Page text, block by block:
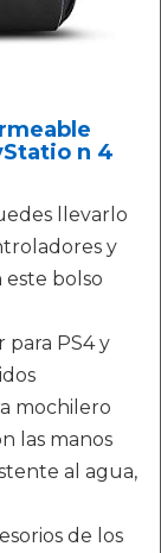
n 4
llevarlo
y
este bolso
para PS4 y
mochilero
las manos
al agua,
de los